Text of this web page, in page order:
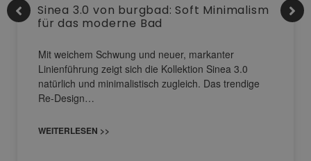
Sinea 3.0 von burgbad: Soft Minimalism
für das moderne Bad
Mit weichem Schwung und neuer, markanter
Linienführung zeigt sich die Kollektion Sinea 3.0
natürlich und minimalistisch zugleich. Das trendige
Re-Design…
WEITERLESEN >>